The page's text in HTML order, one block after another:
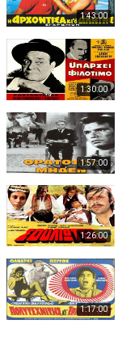
1:43:00
1:30:00
1:57:00
1:26:00
1:17:00